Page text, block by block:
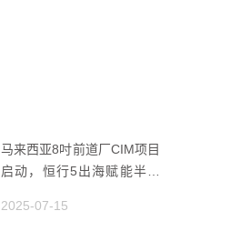
马来西亚8吋前道厂CIM项目
启动，恒行5出海赋能半导
2025-07-15